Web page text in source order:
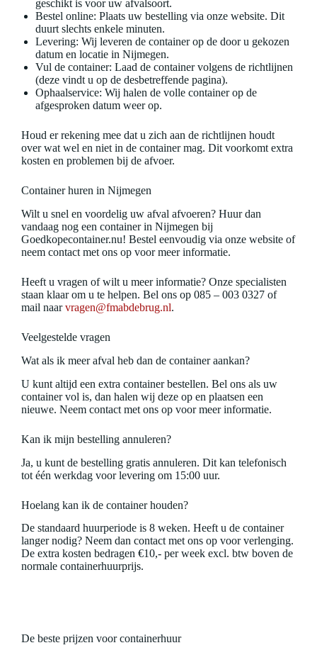
geschikt is voor uw afvalsoort.
Bestel online: Plaats uw bestelling via onze website. Dit
duurt slechts enkele minuten.
Levering: Wij leveren de container op de door u gekozen
datum en locatie in Nijmegen.
Vul de container: Laad de container volgens de richtlijnen
(deze vindt u op de desbetreffende pagina).
Ophaalservice: Wij halen de volle container op de
afgesproken datum weer op.
Houd er rekening mee dat u zich aan de richtlijnen houdt
over wat wel en niet in de container mag. Dit voorkomt extra
kosten en problemen bij de afvoer.
Container huren in Nijmegen
Wilt u snel en voordelig uw afval afvoeren? Huur dan
vandaag nog een container in Nijmegen bij
Goedkopecontainer.nu! Bestel eenvoudig via onze website of
neem contact met ons op voor meer informatie.
Heeft u vragen of wilt u meer informatie? Onze specialisten
staan klaar om u te helpen. Bel ons op 085 – 003 0327 of
mail naarvragen@fmabdebrug.nl.
Veelgestelde vragen
Wat als ik meer afval heb dan de container aankan?
U kunt altijd een extra container bestellen. Bel ons als uw
container vol is, dan halen wij deze op en plaatsen een
nieuwe. Neem contact met ons op voor meer informatie.
Kan ik mijn bestelling annuleren?
Ja, u kunt de bestelling gratis annuleren. Dit kan telefonisch
tot één werkdag voor levering om 15:00 uur.
Hoelang kan ik de container houden?
De standaard huurperiode is 8 weken. Heeft u de container
langer nodig? Neem dan contact met ons op voor verlenging.
De extra kosten bedragen €10,- per week excl. btw boven de
normale containerhuurprijs.
De beste prijzen voor containerhuur